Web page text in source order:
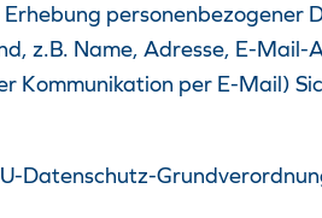
z.B. Name, Adresse, E-
per E-Mail)
Datenschutz-